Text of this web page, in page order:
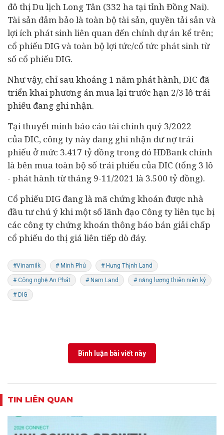
đô thị Du lịch Long Tân (332 ha tại tỉnh Đồng Nai).
Tài sản đảm bảo là toàn bộ tài sản, quyền tải sản và
lợi ích phát sinh liên quan đến chính dự án kể trên;
cổ phiếu DIG và toàn bộ lợi tức/cổ tức phát sinh từ
số cổ phiếu DIG.
Như vậy, chỉ sau khoảng 1 năm phát hành, DIC đã
triển khai phương án mua lại trước hạn 2/3 lô trái
phiếu đang ghi nhận.
Tại thuyết minh báo cáo tài chính quý 3/2022
của DIC, công ty này đang ghi nhận dư nợ trái
phiếu ở mức 3.417 tỷ đồng trong đó HDBank chính
là bên mua toàn bộ số trái phiếu của DIC (tổng 3 lô
- phát hành từ tháng 9-11/2021 là 3.500 tỷ đồng).
Cổ phiếu DIG đang là mã chứng khoán được nhà
đầu tư chú ý khi một số lãnh đạo Công ty liên tục bị
các công ty chứng khoán thông báo bán giải chấp
cổ phiếu do thị giá liên tiếp dò đáy.
#Vinamilk # Minh Phú # Hưng Thịnh Land
# Công nghệ An Phát # Nam Land # năng lượng thiên niên kỷ
# DIG
Bình luận bài viết này
TIN LIÊN QUAN